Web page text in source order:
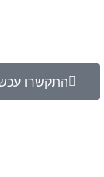
התקשרו